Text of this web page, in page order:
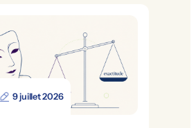
9 juillet 2026